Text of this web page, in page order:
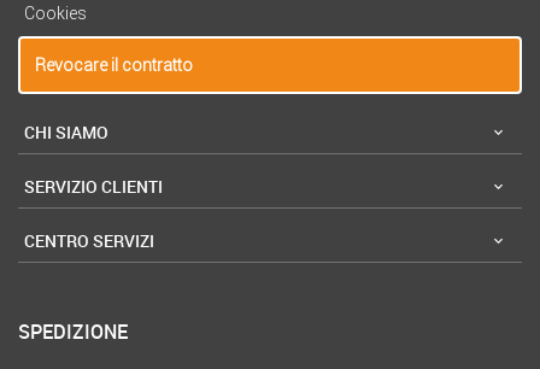
Cookies
Revocare il contratto
CHI SIAMO
SERVIZIO CLIENTI
CENTRO SERVIZI
SPEDIZIONE